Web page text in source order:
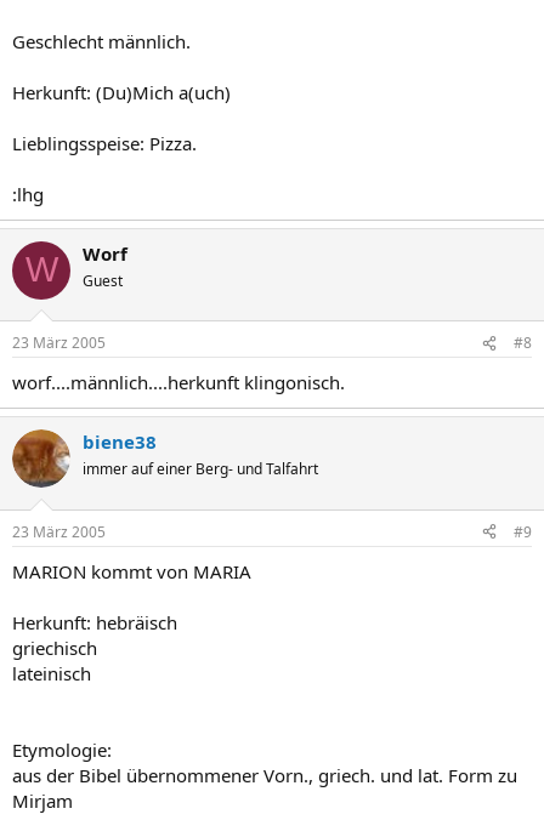
Geschlecht männlich.
Herkunft: (Du)Mich a(uch)
Lieblingsspeise: Pizza.
:lhg
W Worf
Guest
23 März 2005 #8
worf....männlich....herkunft klingonisch.
biene38
immer auf einer Berg- und Talfahrt
23 März 2005 #9
MARION kommt von MARIA
Herkunft: hebräisch
griechisch
lateinisch
Etymologie:
aus der Bibel übernommener Vorn., griech. und lat. Form zu
Mirjam